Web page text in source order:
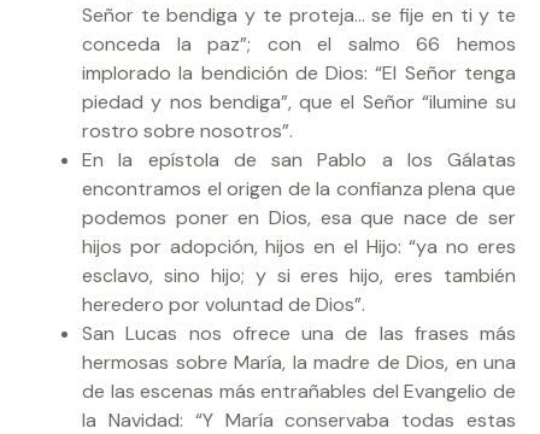
Señor te bendiga y te proteja… se fije en ti y te
conceda la paz”; con el salmo 66 hemos
implorado la bendición de Dios: “El Señor tenga
piedad y nos bendiga”, que el Señor “ilumine su
rostro sobre nosotros”.
En la epístola de san Pablo a los Gálatas
encontramos el origen de la confianza plena que
podemos poner en Dios, esa que nace de ser
hijos por adopción, hijos en el Hijo: “ya no eres
esclavo, sino hijo; y si eres hijo, eres también
heredero por voluntad de Dios”.
San Lucas nos ofrece una de las frases más
hermosas sobre María, la madre de Dios, en una
de las escenas más entrañables del Evangelio de
la Navidad: “Y María conservaba todas estas